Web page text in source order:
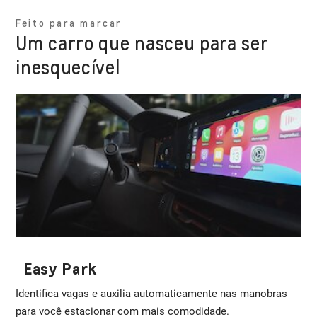
Feito para marcar
Um carro que nasceu para ser
inesquecível
Easy Park
Identifica vagas e auxilia automaticamente nas manobras
para você estacionar com mais comodidade.